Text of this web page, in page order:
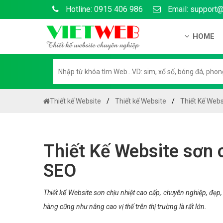
Hotline: 0915 406 986 Email:
HOME
Hướng
Chính
Chính
Thiết kế Website Thiết kế Website Thiết Kế
Thiết Kế Website sơn
SEO
Thiết kế Website sơn chịu nhiệt cao cấp, chuyên nghiệp,
hàng cũng như nâng cao vị thế trên thị trường là rất lớn.